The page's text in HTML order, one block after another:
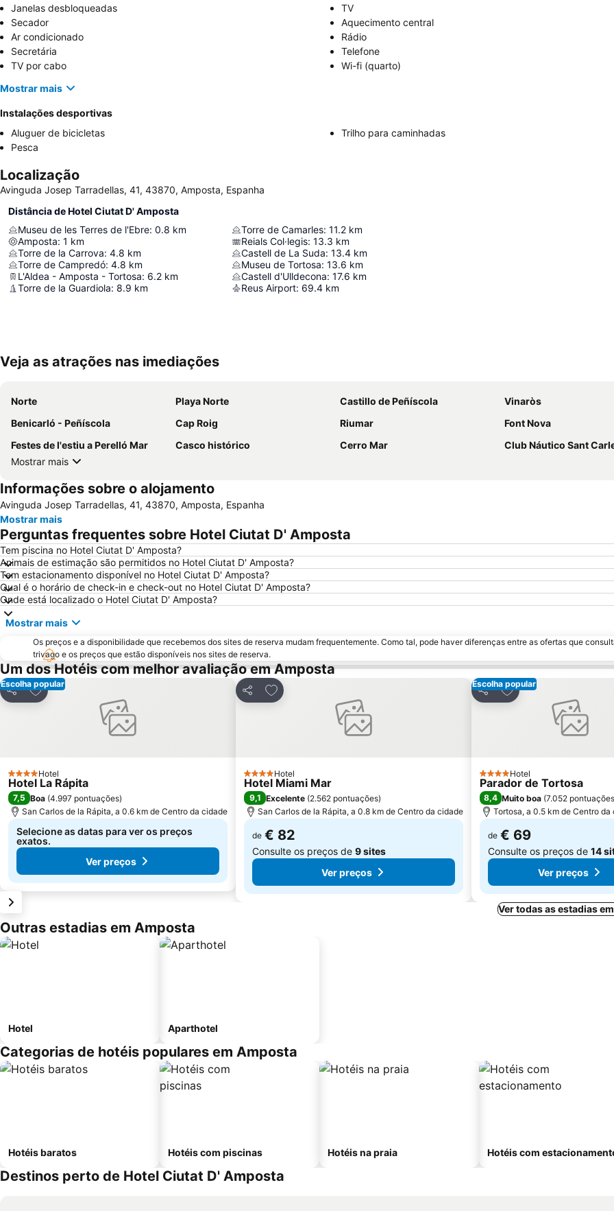
Janelas desbloqueadas
TV
Secador
Aquecimento central
Ar condicionado
Rádio
Secretária
Telefone
TV por cabo
Wi-fi (quarto)
Mostrar mais
Instalações desportivas
Aluguer de bicicletas
Trilho para caminhadas
Pesca
Localização
Avinguda Josep Tarradellas, 41, 43870, Amposta, Espanha
Distância de Hotel Ciutat D' Amposta
Museu de les Terres de l'Ebre: 0.8 km
Amposta: 1 km
Torre de la Carrova: 4.8 km
Torre de Campredó: 4.8 km
L'Aldea - Amposta - Tortosa: 6.2 km
Torre de la Guardiola: 8.9 km
Torre de Camarles: 11.2 km
Reials Col·legis: 13.3 km
Castell de La Suda: 13.4 km
Museu de Tortosa: 13.6 km
Castell d'Ulldecona: 17.6 km
Reus Airport: 69.4 km
Veja as atrações nas imediações
Norte Playa Norte Castillo de Peñíscola
Vinaròs
Benicarló - Peñíscola
Cap Roig Riumar
Font Nova
Festes de l'estiu a Perelló Mar
Casco histórico Cerro Mar
Club Náutico Sant Carles de
Mostrar mais
Informações sobre o alojamento
Avinguda Josep Tarradellas, 41, 43870, Amposta, Espanha
Mostrar mais
Perguntas frequentes sobre Hotel Ciutat D' Amposta
Tem piscina no Hotel Ciutat D' Amposta?
Animais de estimação são permitidos no Hotel Ciutat D' Amposta?
Tem estacionamento disponível no Hotel Ciutat D' Amposta?
Qual é o horário de check-in e check-out no Hotel Ciutat D' Amposta?
Onde está localizado o Hotel Ciutat D' Amposta?
Mostrar mais
Os preços e a disponibilidade que recebemos dos sites de reserva mudam frequentemente. Como tal, pode haver diferenças entre as ofertas que
trivago e os preços que estão disponíveis nos sites de reserva.
Um dos Hotéis com melhor avaliação em Amposta
Escolha popular
Partilhar
Adicionar aos favoritos
4 Estrelas
Hotel
Hotel La Rápita
7,5 Boa (4.997 pontuações)
San Carlos de la Rápita, a 0.6 km de Centro da cidade
Selecione as datas para ver os preços
exatos.
Ver preços
Partilhar
Adicionar aos favoritos
4 Estrelas
Hotel
Hotel Miami Mar
9,1 Excelente (2.562 pontuações)
San Carlos de la Rápita, a 0.8 km de Centro da cidade
de € 82
Consulte os preços de 9 sites
Ver preços
Escolha popular
Partilhar
Adicionar aos favoritos
4 Estrelas
Hotel
Parador de Tortosa
8,4 Muito boa (7.052 pontuações
Tortosa, a 0.5 km de Centro da
de € 69
Consulte os preços de 14
Ver preços
Ver todas as estadias
Outras estadias em Amposta
Hotel Aparthotel
Categorias de hotéis populares em Amposta
Hotéis baratos Hotéis com piscinas Hotéis na praia Hotéis com
Destinos perto de Hotel Ciutat D' Amposta